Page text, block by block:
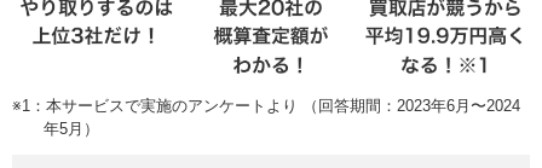
※1：本サービスで実施のアンケートより （回答期間：2023年6月〜2024
年5月）